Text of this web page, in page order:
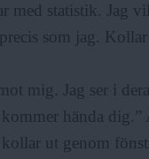
med statistik. Jag
som jag.
mig. Jag ser i
hända dig.”
ut genom